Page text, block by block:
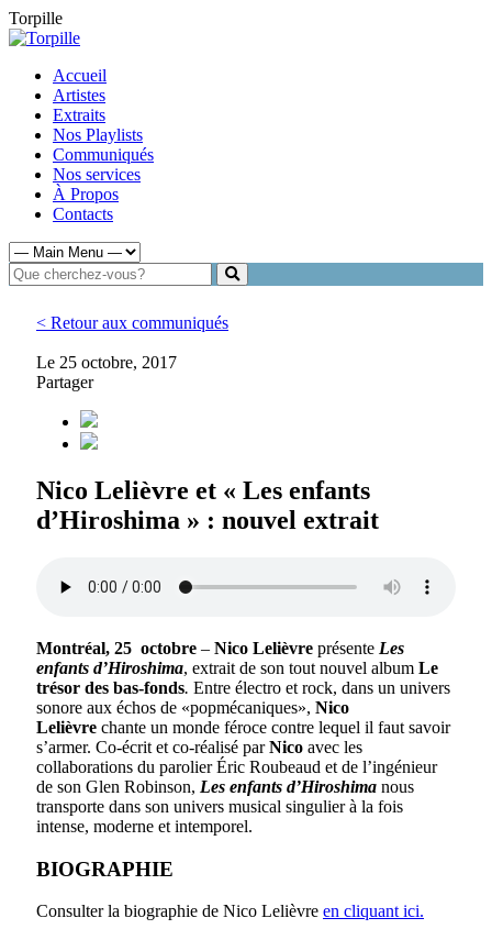
Torpille
Accueil
Artistes
Extraits
Nos Playlists
Communiqués
Nos services
À Propos
Contacts
< Retour aux communiqués
Le 25 octobre, 2017
Partager
Nico Lelièvre et « Les enfants
d’Hiroshima » : nouvel extrait
Montréal, 25 octobre – Nico Lelièvre présente Les
enfants d’Hiroshima, extrait de son tout nouvel album Le
trésor des bas-fonds. Entre électro et rock, dans un univers
sonore aux échos de «popmécaniques», Nico
Lelièvre chante un monde féroce contre lequel il faut savoir
s’armer. Co-écrit et co-réalisé parNico avec les
collaborations du parolier Éric Roubeaud et de l’ingénieur
de son Glen Robinson, Les enfants d’Hiroshima nous
transporte dans son univers musical singulier à la fois
intense, moderne et intemporel.
BIOGRAPHIE
Consulter la biographie de Nico Lelièvre en cliquant ici.